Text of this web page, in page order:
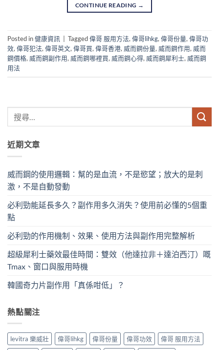
CONTINUE READING →
Posted in健康資訊 Tagged偉哥 服用方法,偉哥lihkg,偉哥份量,偉哥功
效,偉哥犯法,偉哥英文,偉哥買,偉哥香港, 威而鋼份量, 威而鋼作用, 威而
鋼價格, 威而鋼副作用, 威而鋼哪裡買, 威而鋼心得, 威而鋼犀利士, 威而鋼
用法
近期文章
威而鋼的使用邏輯：幫的是血流，不是慾望；放大的是刺
激，不是自動發動
必利勁能延長多久？副作用多久消失？使用前必懂的5個重
點
必利勁的作用機制、效果、使用方法與副作用完整解析
超級犀利士藥效最佳時間：雙效（他達拉非＋達泊西汀）嘅
Tmax、窗口與服用時機
韓國奇力片副作用「真係咁低」？
熱點關注
levitra 樂威壯 偉哥lihkg 偉哥份量 偉哥功效
偉哥 服用方法